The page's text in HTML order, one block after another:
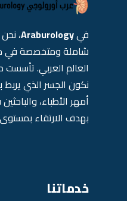
فيAraburology،
شاملة ومتخصصة في
العالم العربي.
نكون الجسر الذي يربط
أمهر الأطباء،
بهدف الارتقاء بمستوى
خدماتنا